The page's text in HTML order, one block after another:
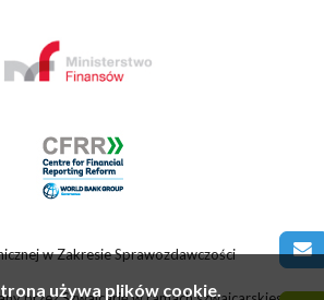
w Zakresie Sprawozdawczości
używa plików cookie.